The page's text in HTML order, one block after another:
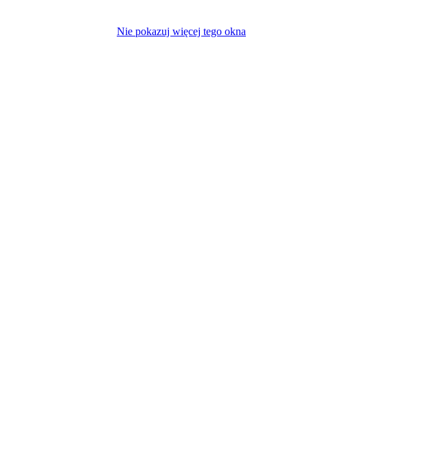
Nie pokazuj więcej tego okna